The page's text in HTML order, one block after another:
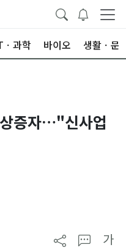
ㆍ과학 바이오 생활ㆍ문
증자…"신사업
가